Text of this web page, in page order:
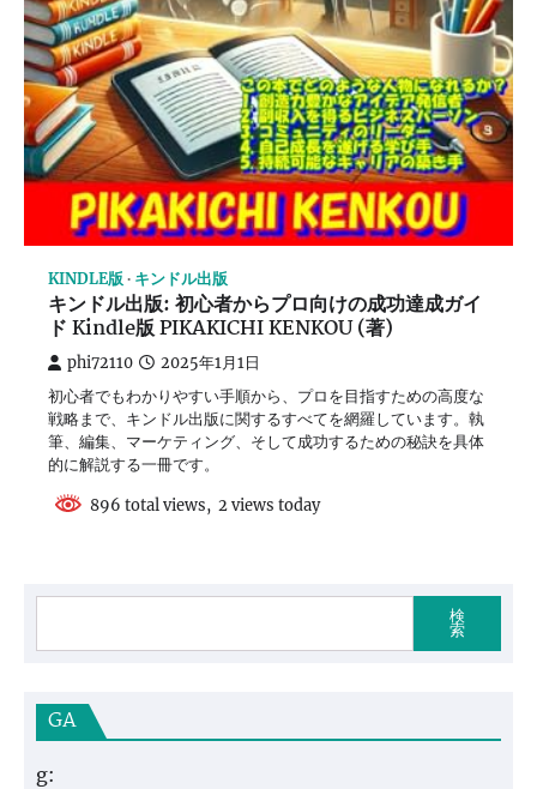
KINDLE版 キンドル出版
キンドル出版: 初心者からプロ向けの成功達成ガイ
ド Kindle版 PIKAKICHI KENKOU (著)
phi72110 2025年1月1日
初心者でもわかりやすい手順から、プロを目指すための高度な
戦略まで、キンドル出版に関するすべてを網羅しています。執
筆、編集、マーケティング、そして成功するための秘訣を具体
的に解説する一冊です。
896 total views, 2 views today
検
索
GA
g: